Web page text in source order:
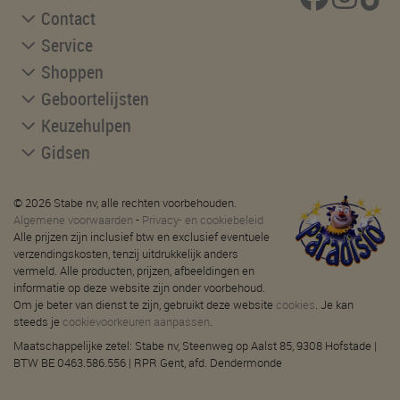
Contact
Service
Shoppen
Geboortelijsten
Keuzehulpen
Gidsen
© 2026 Stabe nv, alle rechten voorbehouden.
Algemene voorwaarden - Privacy- en cookiebeleid
Alle prijzen zijn inclusief btw en exclusief eventuele
verzendingskosten, tenzij uitdrukkelijk anders
vermeld. Alle producten, prijzen, afbeeldingen en
informatie op deze website zijn onder voorbehoud.
Om je beter van dienst te zijn, gebruikt deze website cookies. Je kan
steeds je cookievoorkeuren aanpassen.
Maatschappelijke zetel: Stabe nv, Steenweg op Aalst 85, 9308 Hofstade |
BTW BE 0463.586.556 | RPR Gent, afd. Dendermonde